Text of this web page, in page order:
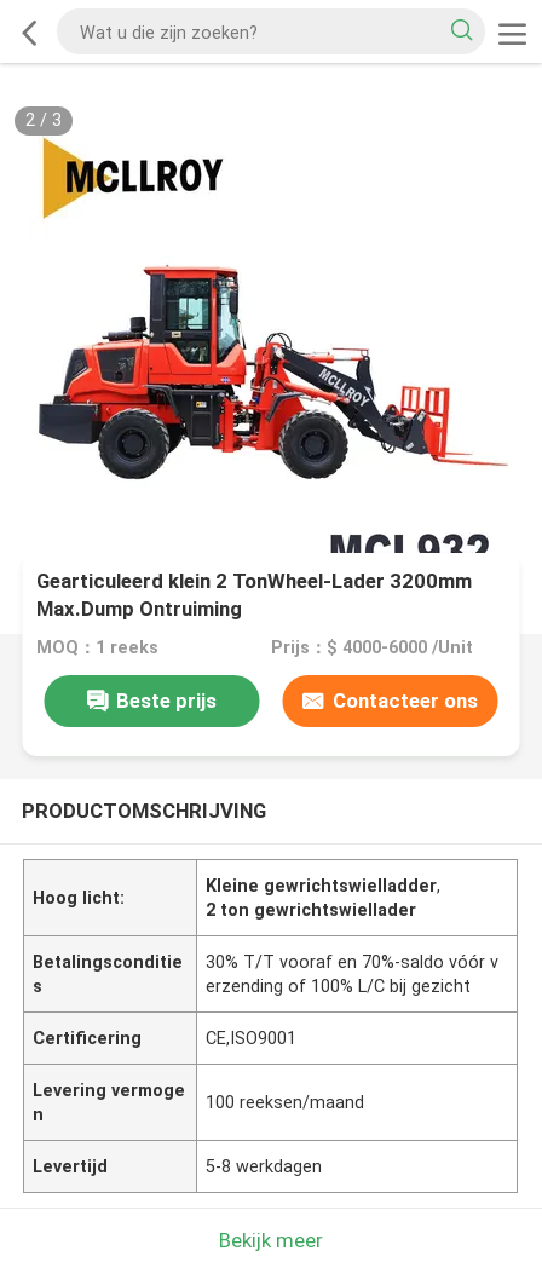
2/ 3
Gearticuleerd klein 2 TonWheel-Lader 3200mm
Max.Dump Ontruiming
MOQ：1 reeks Prijs：$ 4000-6000 /Unit
Beste prijs Contacteer ons
PRODUCTOMSCHRIJVING
Hoog licht:
Kleine gewrichtswielladder,
2 ton gewrichtswiellader
Betalingsconditie
s
30% T/T vooraf en 70%-saldo vóór v
erzending of 100% L/C bij gezicht
Certificering CE,ISO9001
Levering vermoge
n
100 reeksen/maand
Levertijd 5-8 werkdagen
Bekijk meer